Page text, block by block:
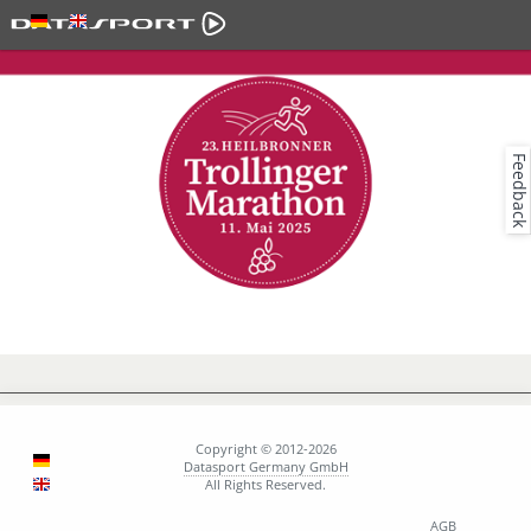
Copyright © 2012-2026
Datasport Germany GmbH
All Rights Reserved.
AGB
Feedback